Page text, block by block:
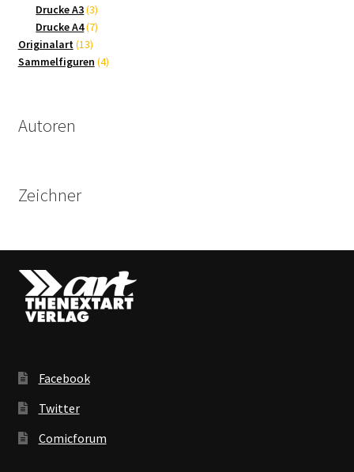
Drucke A3 33
Produkte
Drucke A4 77
Originalart 1313
Produkte
Sammelfiguren 44
Autoren
Zeichner
Facebook
Twitter
Comicforum